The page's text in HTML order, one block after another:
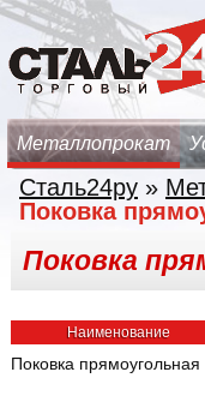
Металлопрокат
Сталь24ру »
Поковка
Поковка
Наименование
Поковка прямоугольная